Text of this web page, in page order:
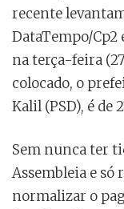
recente
DataTempo/Cp2
na terça-feira
colocado, o
Kalil (PSD), é de
Sem nunca ter
Assembleia e
normalizar o